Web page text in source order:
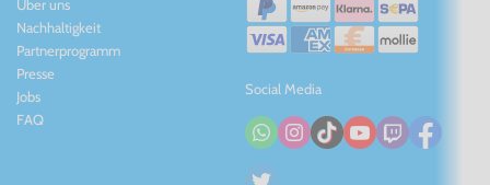
Über uns
Nachhaltigkeit
Partnerprogramm
Presse
Jobs
FAQ
Social Media